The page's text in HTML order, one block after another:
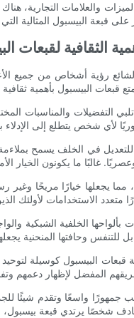
والعلامات التجارية،
الثقافية
رؤية أشخاص من جميع
والمناسبات
يجعلها خيارًا مريحًا وغير
الخلفية الشبكية
البيسبول كوسيلة لتوحيد
جمهورًا واسعًا وتقدم شيئًا